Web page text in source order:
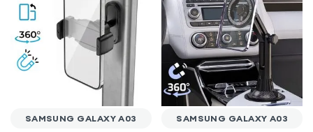
SAMSUNG GALAXY A03 SAMSUNG GALAXY A03